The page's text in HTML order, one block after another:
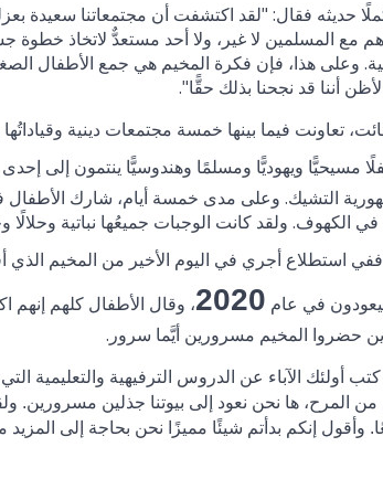
حديثه فقال: "لقد اكتشفت أن مجتمعاتنا سعيدة
مع المسلمين لا غير، ولا أحد مستعدٌّ لاتخاذ
وعلى هذا، فإن فكرة المخيم هي جمع الأطفال
أننا قد نجحنا بذلك حقًّا".
تعاونت فيما بينها خمسة مجتمعات دينية
مسيحيًّا ويهوديًّا ومسلمًا وهندوسيًّا ينتمون إلى
التشيك. وعلى مدى خمسة أيام، شارك الأطفال
في الكهوف. ولقد كانت الوجبات جميعُها نباتية
استطلاع أجري في اليوم الأخير من المخيم
في عام 2020، وقال الأطفال كلهم إنهم
حضروا المخيم مسرورين أيَّما سرور.
أولئك الآباء عن الدروس الترفيهية والتعليمية
من المرح، ها نحن نعود إلى بيوتنا جذلين مسرورين.
وأقول إنكم بدأتم شيئًا مميزًا نحن بحاجة إلى